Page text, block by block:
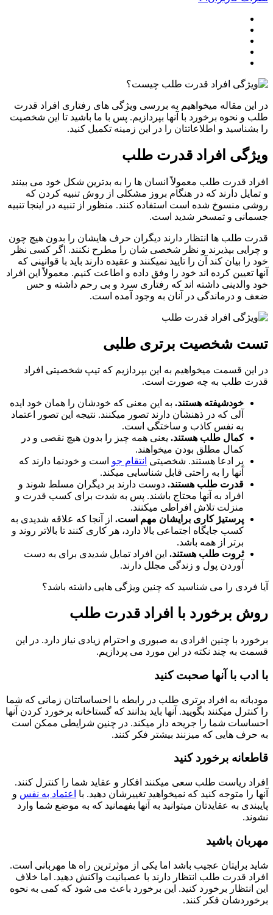
مقاله میخواهیم به بررسی ویژگی های رفتاری افراد قدرت
نحوه برخورد با آنها بپردازیم. پس با ما باشید تا این شخصیت
و اطلاعاتتان را در این زمینه تکمیل کنید.
افراد قدرت طلب
قدرت طلب معمولاً انسان ها را به بدترین شکل خود می بینند
دارند که در هنگام بروز مشکلی از روش تنبیه کردن که
منسوخ شده است استفاده کنند. منظور از تنبیه در اینجا تنبیه
و تمسخر شدید است.
طلب ها انتظار دارند دیگران حرف هایشان را بدون هیچ چون
بپذیرند و نظر شخصی شان را مطرح نکنند. اگر کسی نظر
بیان کند آن را تایید نمیکنند و عقیده دارند باید با قوانینی که
تعیین کرده اند خود را وفق داده و اطاعت کنیم. معمولاً این افراد
والدینی داشته اند که رفتاری سرد و بی رحم داشته و حس
و درماندگی در آنان به وجود آمده است.
شخصیت برتری طلبی
قسمت میخواهیم به این بپردازیم که تیپ شخصیتی افراد
طلب به چه صورت است.
خودشیفته هستند.به این معنی که خودشان را همان خود ایده
آلی که در ذهنشان دارند تصور میکنند. نتیجه این تصور اعتماد
به نفس کاذب و ساختگی است.
کمال طلب هستند.یعنی همه چیز را بدون هیچ نقصی و در
کمال مطلق بودن میخواهند.
پر ادعا هستند. شخصیتیانتقام جواست و خودنما دارند که
آنها را به راحتی قابل شناسایی میکند.
قدرت طلب هستند.دوست دارند بر دیگران مسلط شوند و
افراد به آنها محتاج باشند. پس به شدت برای کسب قدرت و
منزلت تلاش افراطی میکنند.
پرستیژ کاری برایشان مهم است.از آنجا که علاقه شدیدی به
کسب جایگاه اجتماعی بالا دارد، هر کاری کنند تا بالاتر روند و
برتر از همه باشد.
ثروت طلب هستند.این افراد تمایل شدیدی برای به دست
آوردن پول و زندگی مجلل دارند.
فردی را می شناسید که چنین ویژگی هایی داشته باشد؟
برخورد با افراد قدرت طلب
با چنین افرادی به صبوری و احترام زیادی نیاز دارد. در این
به چند نکته در این مورد می پردازیم.
با آنها صحبت کنید
به افراد برتری طلب در رابطه با احساساتتان زمانی که شما
میکنند بگویید. آنها باید بدانند که گستاخانه برخورد کردن آنها
شما را جریحه دار میکند. در چنین شرایطی ممکن است
هایی که میزنند بیشتر فکر کنند.
برخورد کنید
ریاست طلب سعی میکنند افکار و عقاید شما را کنترل کنند.
را متوجه کنید که نمیخواهید تغییرشان دهید. بااعتماد به نفس و
به عقایدتان میتوانید به آنها بفهمانید که به موضع شما وارد
باشید
برایتان عجیب باشد اما یکی از موثرترین راه ها مهربانی است.
قدرت طلب انتظار دارند با عصبانیت واکنش دهید. اما خلاف
برخورد کنید. این برخورد باعث می شود که کمی به نحوه
فکر کنند.